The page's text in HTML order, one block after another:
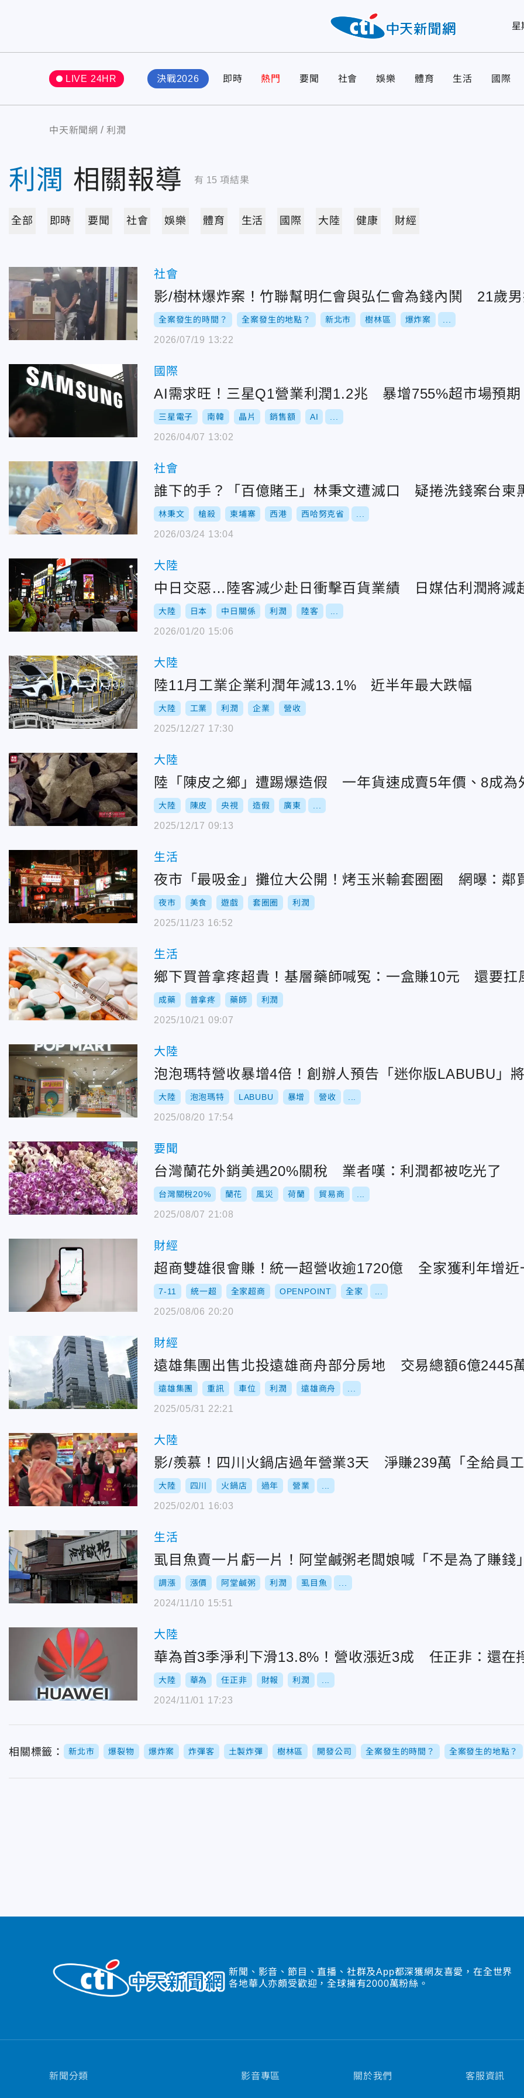
星
LIVE 24HR 決戰2026 即時 熱門 要聞 社會 娛樂 體育 生活 國際
中天新聞網 利潤
利潤 相關報導 有 15 項結果
全部 即時 要聞 社會 娛樂 體育 生活 國際 大陸 健康 財經
社會
影/樹林爆炸案！竹聯幫明仁會與弘仁會為錢內鬨 21歲男
全案發生的時間？ 全案發生的地點？ 新北市 樹林區 爆炸案
2026/07/19 13:22
國際
AI需求旺！三星Q1營業利潤1.2兆 暴增755%超市場預期
三星電子 南韓 晶片 銷售額 AI
2026/04/07 13:02
社會
誰下的手？「百億賭王」林秉文遭滅口 疑捲洗錢案台柬
林秉文 槍殺 柬埔寨 西港 西哈努克省
2026/03/24 13:04
大陸
中日交惡…陸客減少赴日衝擊百貨業績 日媒估利潤將減
大陸 日本 中日關係 利潤 陸客
2026/01/20 15:06
大陸
陸11月工業企業利潤年減13.1% 近半年最大跌幅
大陸 工業 利潤 企業 營收
2025/12/27 17:30
大陸
陸「陳皮之鄉」遭踢爆造假 一年貨速成賣5年價、8成為
大陸 陳皮 央視 造假 廣東
2025/12/17 09:13
生活
夜市「最吸金」攤位大公開！烤玉米輸套圈圈 網曝：鄰
夜市 美食 遊戲 套圈圈 利潤
2025/11/23 16:52
生活
鄉下買普拿疼超貴！基層藥師喊冤：一盒賺10元 還要扛
成藥 普拿疼 藥師 利潤
2025/10/21 09:07
大陸
泡泡瑪特營收暴增4倍！創辦人預告「迷你版LABUBU」
大陸 泡泡瑪特 LABUBU 暴增 營收
2025/08/20 17:54
要聞
台灣蘭花外銷美遇20%關稅 業者嘆：利潤都被吃光了
台灣關稅20% 蘭花 風災 荷蘭 貿易商
2025/08/07 21:08
財經
超商雙雄很會賺！統一超營收逾1720億 全家獲利年增近
7-11 統一超 全家超商 OPENPOINT 全家
2025/08/06 20:20
財經
遠雄集團出售北投遠雄商舟部分房地 交易總額6億2445
遠雄集團 重訊 車位 利潤 遠雄商舟
2025/05/31 22:21
大陸
影/羨慕！四川火鍋店過年營業3天 淨賺239萬「全給員工
大陸 四川 火鍋店 過年 營業
2025/02/01 16:03
生活
虱目魚賣一片虧一片！阿堂鹹粥老闆娘喊「不是為了賺錢
調漲 漲價 阿堂鹹粥 利潤 虱目魚
2024/11/10 15:51
大陸
華為首3季淨利下滑13.8%！營收漲近3成 任正非：還在
大陸 華為 任正非 財報 利潤
2024/11/01 17:23
相關標籤： 新北市 爆裂物 爆炸案 炸彈客 土製炸彈 樹林區 開發公司 全案發生的時間？ 全案發生的地點？
新聞、影音、節目、直播、社群及App都深獲網友喜愛，在全世界
各地華人亦頗受歡迎，全球擁有2000萬粉絲。
新聞分類 影音專區 關於我們 客服資訊